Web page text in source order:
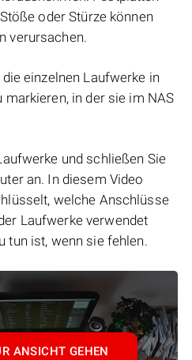
oder Stürze können
verursachen.
einzelnen Laufwerke in
markieren, in der sie im NAS
und schließen Sie
an. In diesem Video
welche Anschlüsse
Laufwerke verwendet
tun ist, wenn sie fehlen.
ANSICHT GEHEN